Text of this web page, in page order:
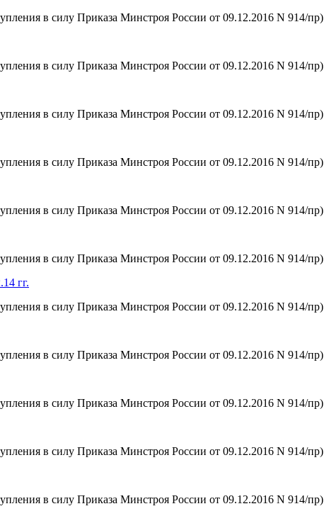
в силу Приказа Минстроя России от 09.12.2016 N 914/пр)
в силу Приказа Минстроя России от 09.12.2016 N 914/пр)
в силу Приказа Минстроя России от 09.12.2016 N 914/пр)
в силу Приказа Минстроя России от 09.12.2016 N 914/пр)
в силу Приказа Минстроя России от 09.12.2016 N 914/пр)
в силу Приказа Минстроя России от 09.12.2016 N 914/пр)
гг.
в силу Приказа Минстроя России от 09.12.2016 N 914/пр)
в силу Приказа Минстроя России от 09.12.2016 N 914/пр)
в силу Приказа Минстроя России от 09.12.2016 N 914/пр)
в силу Приказа Минстроя России от 09.12.2016 N 914/пр)
в силу Приказа Минстроя России от 09.12.2016 N 914/пр)